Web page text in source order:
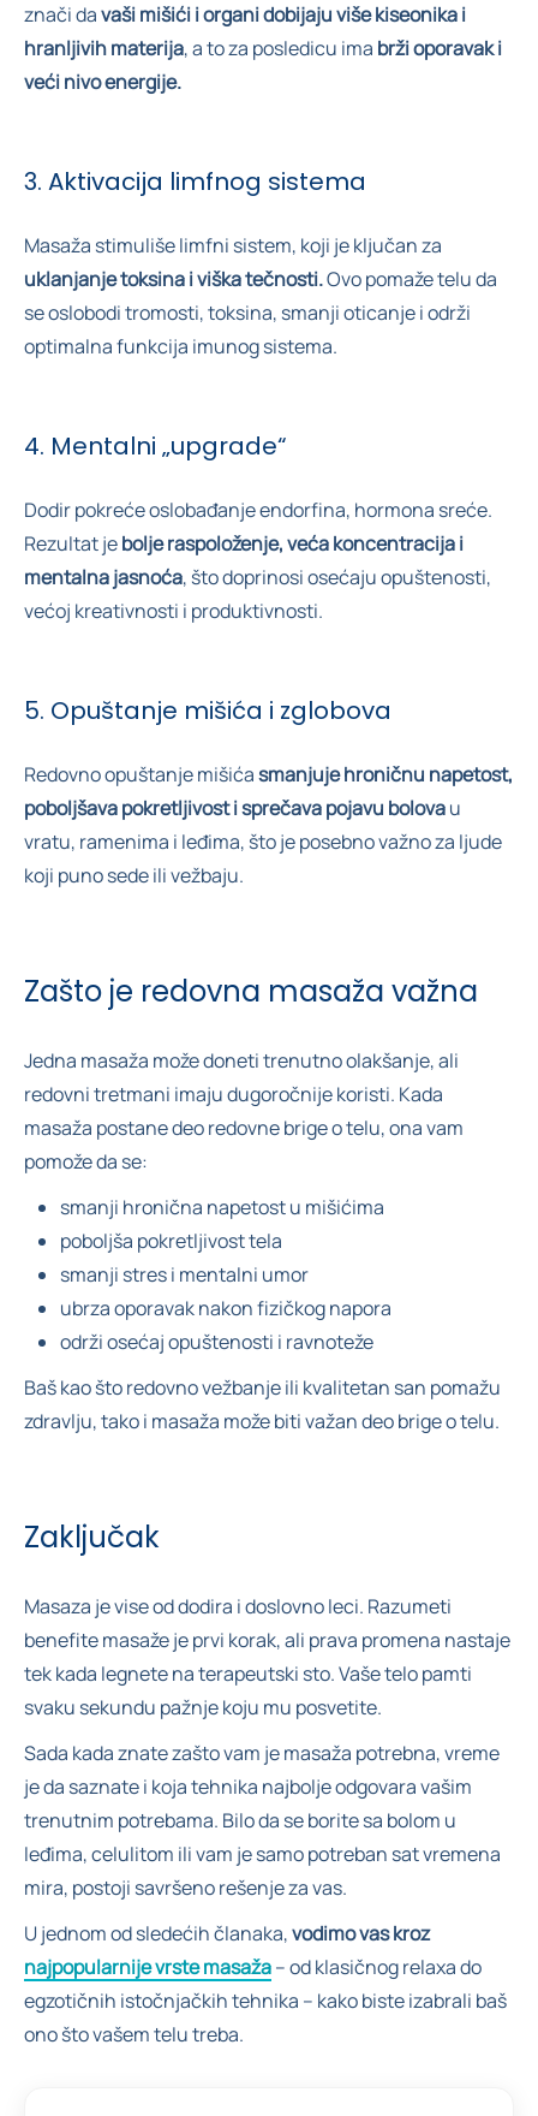
znači davaši mišići i organi dobijaju više kiseonika i
hranljivih materija, a to za posledicu ima brži oporavak i
veći nivo energije.
3. Aktivacija limfnog sistema
Masaža stimuliše limfni sistem, koji je ključan za
uklanjanje toksina i viška tečnosti.Ovo pomaže telu da
se oslobodi tromosti, toksina, smanji oticanje i održi
optimalna funkcija imunog sistema.
4. Mentalni „upgrade“
Dodir pokreće oslobađanje endorfina, hormona sreće.
Rezultat jebolje raspoloženje, veća koncentracija i
mentalna jasnoća, što doprinosi osećaju opuštenosti,
većoj kreativnosti i produktivnosti.
5. Opuštanje mišića i zglobova
Redovno opuštanje mišićasmanjuje hroničnu napetost,
poboljšava pokretljivost i sprečava pojavu bolovau
vratu, ramenima i leđima, što je posebno važno za ljude
koji puno sede ili vežbaju.
Zašto je redovna masaža važna
Jedna masaža može doneti trenutno olakšanje, ali
redovni tretmani imaju dugoročnije koristi. Kada
masaža postane deo redovne brige o telu, ona vam
pomože da se:
smanji hronična napetost u mišićima
poboljša pokretljivost tela
smanji stres i mentalni umor
ubrza oporavak nakon fizičkog napora
održi osećaj opuštenosti i ravnoteže
Baš kao što redovno vežbanje ili kvalitetan san pomažu
zdravlju, tako i masaža može biti važan deo brige o telu.
Zaključak
Masaza je vise od dodira i doslovno leci. Razumeti
benefite masaže je prvi korak, ali prava promena nastaje
tek kada legnete na terapeutski sto. Vaše telo pamti
svaku sekundu pažnje koju mu posvetite.
Sada kada znate zašto vam je masaža potrebna, vreme
je da saznate i koja tehnika najbolje odgovara vašim
trenutnim potrebama. Bilo da se borite sa bolom u
leđima, celulitom ili vam je samo potreban sat vremena
mira, postoji savršeno rešenje za vas.
U jednom od sledećih članaka,vodimo vas kroz
najpopularnije vrste masaža– od klasičnog relaxa do
egzotičnih istočnjačkih tehnika – kako biste izabrali baš
ono što vašem telu treba.